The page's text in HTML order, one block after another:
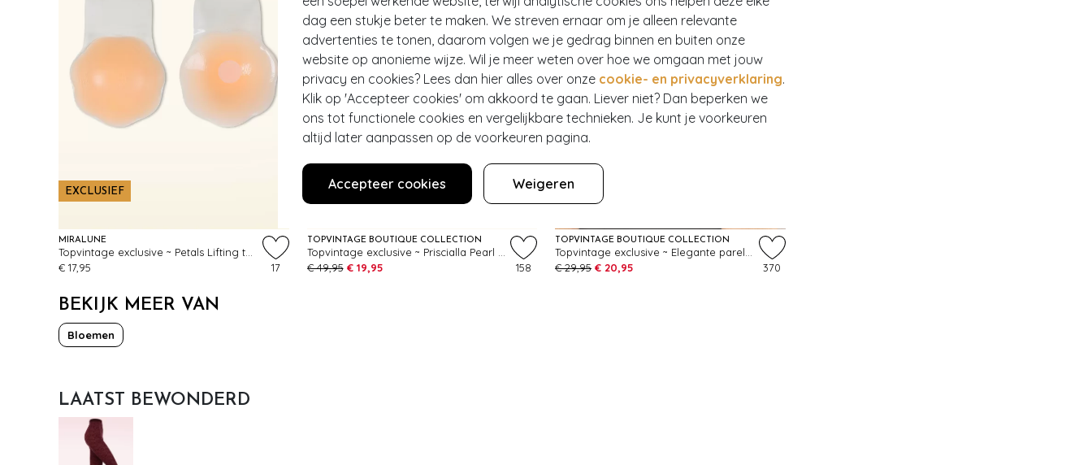
dag een stukje beter te maken. We streven ernaar om je alleen relevante
advertenties te tonen, daarom volgen we je gedrag binnen en buiten onze
website op anonieme wijze. Wil je meer weten over hoe we omgaan met jouw
privacy en cookies? Lees dan hier alles over onze cookie- en privacyverklaring.
Klik op 'Accepteer cookies' om akkoord te gaan. Liever niet? Dan beperken we
ons tot functionele cookies en vergelijkbare technieken. Je kunt je voorkeuren
altijd later aanpassen op de voorkeuren pagina.
Accepteer cookies Weigeren
EXCLUSIEF
MIRALUNE
Topvintage exclusive ~ Petals Lifting tepel covers in blush
€ 17,95
17
- 60%
EXCLUSIEF
TOPVINTAGE BOUTIQUE COLLECTION
Topvintage exclusive ~ Priscialla Pearl gebreide a-lijn rok in wit
€ 49,95 € 19,95 158
- 30%
EXCLUSIEF
TOPVINTAGE BOUTIQUE COLLECTION
Topvintage exclusive ~ Elegante parelketting in ivoor
€ 29,95 € 20,95 370
BEKIJK MEER VAN
Bloemen
LAATST BEWONDERD